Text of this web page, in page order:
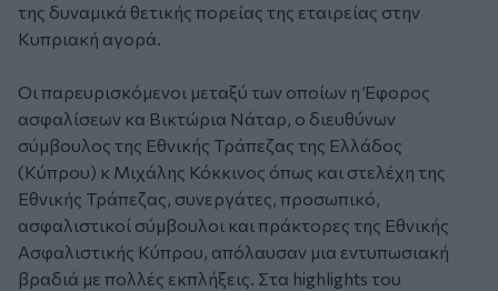
της δυναμικά θετικής πορείας της εταιρείας στην
Κυπριακή αγορά.
Οι παρευρισκόμενοι μεταξύ των οποίων η Έφορος
ασφαλίσεων κα Βικτώρια Νάταρ, ο διευθύνων
σύμβουλος της Εθνικής Τράπεζας της Ελλάδος
(Κύπρου) κ Μιχάλης Κόκκινος όπως και στελέχη της
Εθνικής Τράπεζας, συνεργάτες, προσωπικό,
ασφαλιστικοί σύμβουλοι και πράκτορες της Εθνικής
Ασφαλιστικής Κύπρου, απόλαυσαν μια εντυπωσιακή
βραδιά με πολλές εκπλήξεις. Στα highlights του